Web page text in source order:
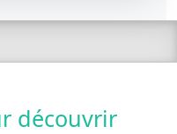
découvrir